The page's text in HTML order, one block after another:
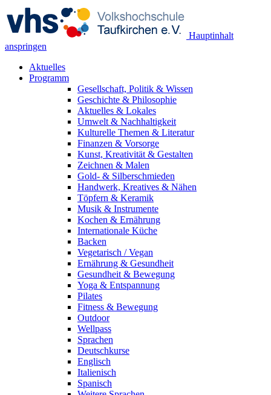
Hauptinhalt
anspringen
Aktuelles
Programm
Gesellschaft, Politik & Wissen
Geschichte & Philosophie
Aktuelles & Lokales
Umwelt & Nachhaltigkeit
Kulturelle Themen & Literatur
Finanzen & Vorsorge
Kunst, Kreativität & Gestalten
Zeichnen & Malen
Gold- & Silberschmieden
Handwerk, Kreatives & Nähen
Töpfern & Keramik
Musik & Instrumente
Kochen & Ernährung
Internationale Küche
Backen
Vegetarisch / Vegan
Ernährung & Gesundheit
Gesundheit & Bewegung
Yoga & Entspannung
Pilates
Fitness & Bewegung
Outdoor
Wellpass
Sprachen
Deutschkurse
Englisch
Italienisch
Spanisch